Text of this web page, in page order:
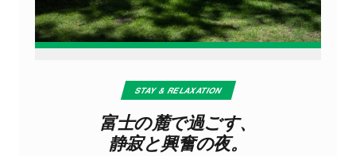
STAY & RELAXATION
富士の麓で過ごす、
静寂と興奮の夜。